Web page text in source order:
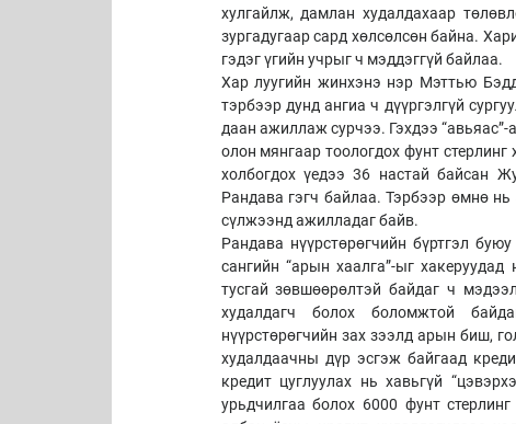
хулгайлж, дамлан худалдахаар
зургадугаар сард хөлсөлсөн байна.
гэдэг үгийн учрыг ч мэддэггүй байлаа.
Хар луугийн жинхэнэ нэр Мэттью
тэрбээр дунд ангиа ч дүүргэлгүй
даан ажиллаж сурчээ. Гэхдээ
олон мянгаар тоологдох фунт
холбогдох үедээ 36 настай байсан
Рандава гэгч байлаа. Тэрбээр өмнө
сүлжээнд ажилладаг байв.
Рандава нүүрстөрөгчийн бүртгэл
сангийн “арын хаалга”-ыг
тусгай зөвшөөрөлтэй байдаг ч
худалдагч болох боломжтой
нүүрстөрөгчийн зах зээлд арын биш,
худалдаачны дүр эсгэж байгаад
кредит цуглуулах нь хавьгүй
урьдчилгаа болох 6000 фунт